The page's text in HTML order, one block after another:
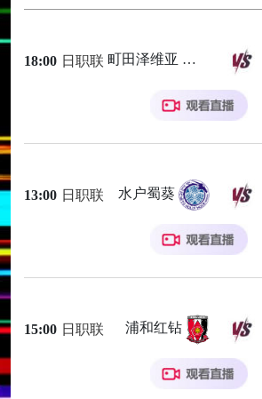
18:00 日职联 町田泽维亚
13:00 日职联 水户蜀葵
15:00 日职联 浦和红钻